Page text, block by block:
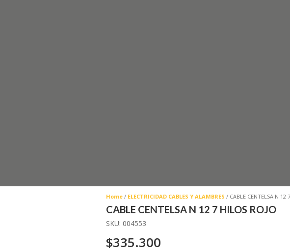
Home/ ELECTRICIDAD CABLES Y ALAMBRES / CABLE CENTELSA N 12
CABLE CENTELSA N 12 7 HILOS ROJO
SKU: 004553
$335.300